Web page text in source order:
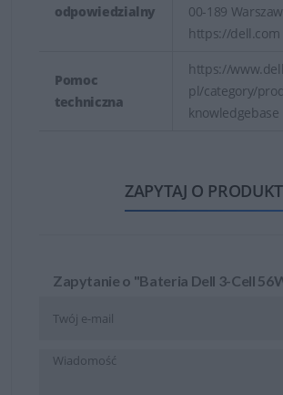
odpowiedzialny
00-189
https://dell.com
Pomoc
techniczna
https://
pl/category/
knowledgebase
ZAPYTAJ O PRODUKT
Zapytanie o "Bateria Dell 3-Cell